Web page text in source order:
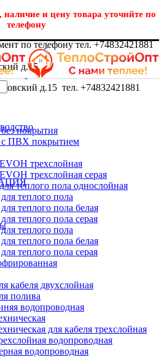
и цену товара уточнйте по
телефону
по телефону тел. +74832421881
д.15
д.15 тел. +74832421881
покрытия
ПВХ покрытием
трехслойная
трехслойная серая
теплого пола однослойная
теплого пола
теплого пола белая
теплого пола серая
теплого пола
теплого пола белая
теплого пола серая
кабеля двухслойная
полива
водопроводная
для кабеля трехслойная
водопроводная
водопроводная